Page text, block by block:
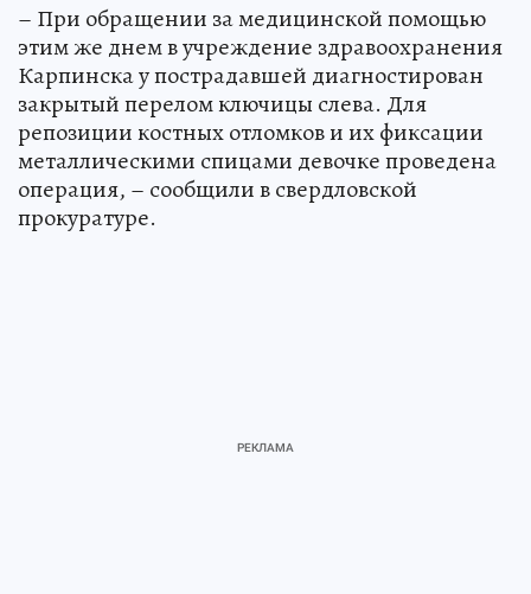
– При обращении за медицинской помощью
этим же днем в учреждение здравоохранения
Карпинска у пострадавшей диагностирован
закрытый перелом ключицы слева. Для
репозиции костных отломков и их фиксации
металлическими спицами девочке проведена
операция, – сообщили в свердловской
прокуратуре.